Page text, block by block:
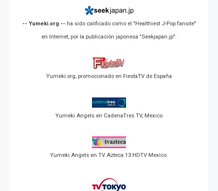
-- Yumeki.org -- ha sido calificado como el "Healthiest J-Pop fansite"
en Internet, por la publicación japonesa "Seekjapan.jp".
Yumeki.org, promocionado en FiestaTV de España
Yumeki Angels en CadenaTres TV, Mexico
Yumeki Angels en TV Azteca 13 HDTV Mexico.